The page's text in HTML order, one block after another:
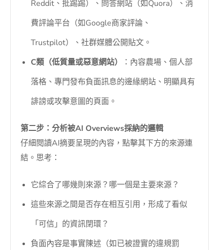
Reddit、批踢踢）、問答網站（如Quora）、消
費評論平台（如Google商家評論、
Trustpilot）、社群媒體公開貼文。
C類（低質量或惡意網站）
：內容農場、個人部
落格、專門發布負面訊息的邊緣網站、明顯具有
誹謗或攻擊意圖的頁面。
第二步：分析被AI Overviews採納的邏輯
仔細閱讀AI摘要呈現的內容，點擊其下方的來源連
結。思考：
它綜合了哪幾則來源？哪一個是主要來源？
這些來源之間是否存在相互引用，形成了看似
「可信」的資訊閉環？
負面內容是事實陳述（如已被證實的違規罰